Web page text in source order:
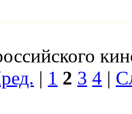
| 1 2 3 4 |